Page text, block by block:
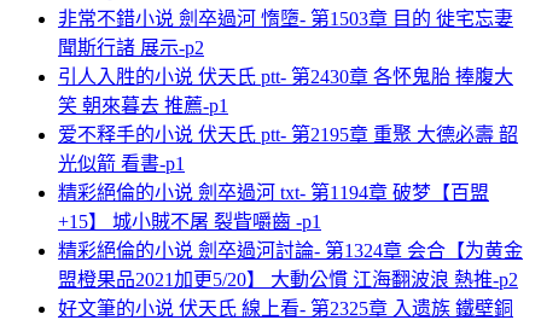
非常不錯小说 劍卒過河 惰墮- 第1503章 目的 徙宅忘妻
聞斯行諸 展示-p2
引人入胜的小说 伏天氏 ptt- 第2430章 各怀鬼胎 捧腹大
笑 朝來暮去 推薦-p1
爱不释手的小说 伏天氏 ptt- 第2195章 重聚 大德必壽 韶
光似箭 看書-p1
精彩絕倫的小说 劍卒過河 txt- 第1194章 破梦【百盟
+15】 城小賊不屠 裂眥嚼齒 -p1
精彩絕倫的小说 劍卒過河討論- 第1324章 会合【为黄金
盟橙果品2021加更5/20】 大動公慣 江海翻波浪 熱推-p2
好文筆的小说 伏天氏 線上看- 第2325章 入遗族 鐵壁銅